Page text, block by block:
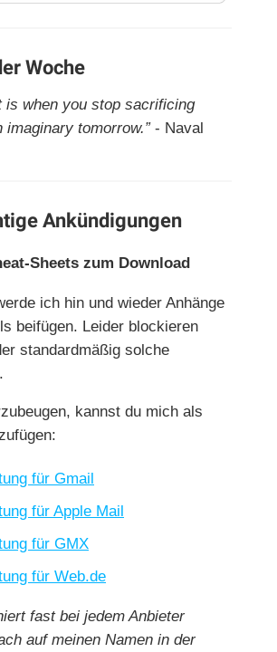
Woche
is when you stop sacrificing
imaginary tomorrow.”- Naval
Ankündigungen
Sheets zum Download
ich hin und wieder Anhänge
beifügen. Leider blockieren
standardmäßig solche
kannst du mich als
für Gmail
für Apple Mail
für GMX
für Web.de
fast bei jedem Anbieter
auf meinen Namen in der